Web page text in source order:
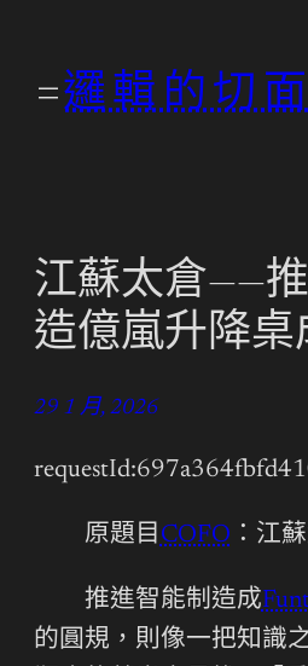
邏輯的切面
江蘇太倉——
造億嵐升降桌
29 1 月, 2026
原題目 COFO ：江
推進智能制造成
的圓規，則像一把知識